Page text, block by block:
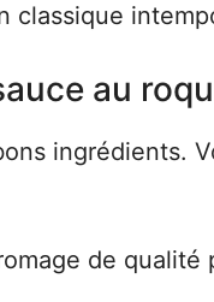
classique
au
ingrédients.
de qualité